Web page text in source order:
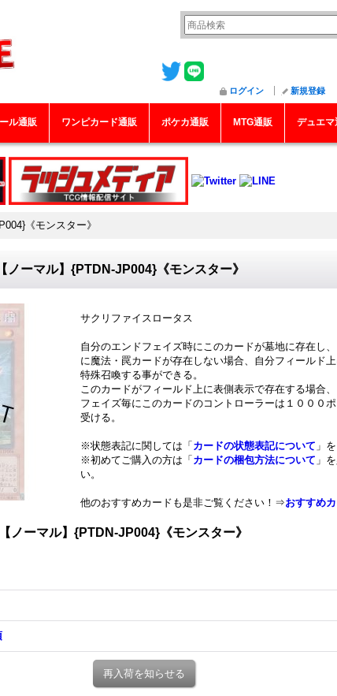
ログイン 新規登録
ル通販 ワンピカード通販 ポケカ通販 MTG通販 デュエマ
《モンスター》
ノーマル】{PTDN-JP004}《モンスター》
サクリファイスロータス
自分のエンドフェイズ時にこのカードが墓地に存在し
に魔法・罠カードが存在しない場合、自分フィールド
特殊召喚する事ができる。
このカードがフィールド上に表側表示で存在する場合
フェイズ毎にこのカードのコントローラーは１０００
受ける。
※状態表記に関しては「 カードの状態表記について 」
※初めてご購入の方は「 カードの梱包方法について 」
い。
他のおすすめカードも是非ご覧ください！⇒おすすめ
ノーマル】{PTDN-JP004}《モンスター》
再入荷を知らせる